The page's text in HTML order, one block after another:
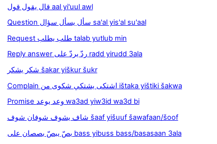
قال يقول قول aal yi'uul awl
Question سأل يسأل سؤال sa'al yis'al su'aal
Request طلب يطلب talab yutlub min
Reply answer ردّ يردّ على radd yirudd 3ala
شكر يشكر šakar yiškur šukr
Complain اشتكى يشتكي شكوى من ištaka yištiki šakwa
Promise وعد يوعد wa3ad yiw3id wa3d bi
شاف يشوف شوفان شوف šaaf yišuuf šawafaan/šoof
بصّ يبصّ بصصان على bass yibuss bass/basasaan 3ala